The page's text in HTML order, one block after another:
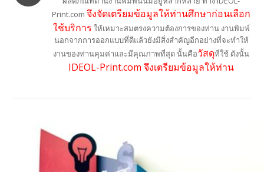
Print.com จึงจัดเตรียมข้อมูลให้ท่านศึกษาก่อนเลือก
ใช้บริการ ให้เหมาะสมตรงความต้องการของท่าน งานพิมพ์
นอกจากการออกแบบที่ดีแล้วยังมีสิ่งสำคัญอีกอย่างที่จะทำให้
งานของท่านคุมค่าและมีคุณภาพที่สุด นั้นคือวัสดุที่ใช้ ดังนั้น
IDEOL-Print.com จึงเตรียมข้อมูลให้ท่าน